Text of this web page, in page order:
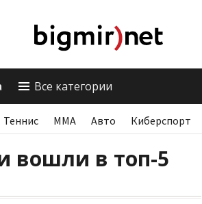
Все категории
Теннис ММА Авто Киберспорт
вошли в топ-5